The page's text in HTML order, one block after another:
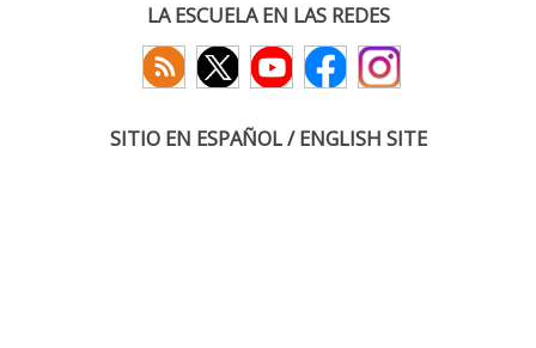
LA ESCUELA EN LAS REDES
SITIO EN ESPAÑOL / ENGLISH SITE